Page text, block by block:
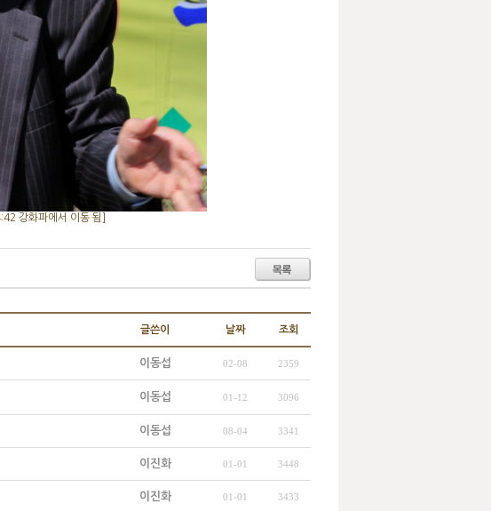
강화파에서 이동 됨]
글쓴이 날짜 조회
이동섭 02-08 2359
이동섭 01-12 3096
이동섭 08-04 3341
이진화 01-01 3448
이진화 01-01 3433